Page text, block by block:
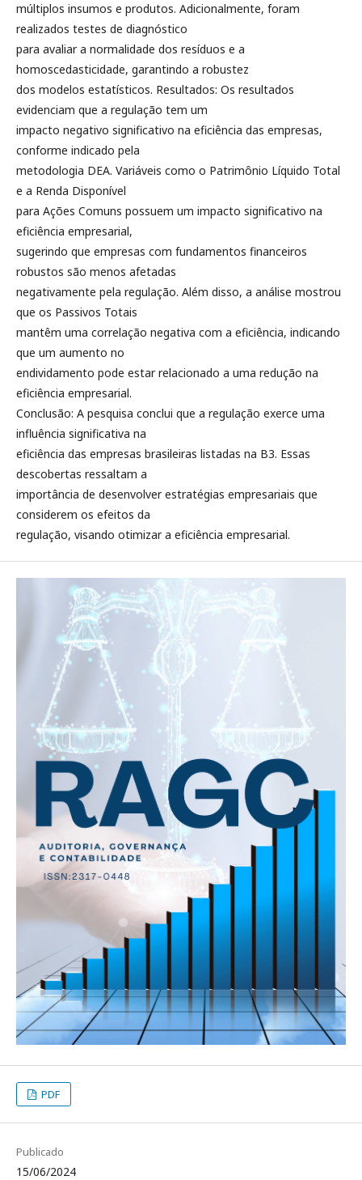
múltiplos insumos e produtos. Adicionalmente, foram
realizados testes de diagnóstico
para avaliar a normalidade dos resíduos e a
homoscedasticidade, garantindo a robustez
dos modelos estatísticos. Resultados: Os resultados
evidenciam que a regulação tem um
impacto negativo significativo na eficiência das empresas,
conforme indicado pela
metodologia DEA. Variáveis como o Patrimônio Líquido Total
e a Renda Disponível
para Ações Comuns possuem um impacto significativo na
eficiência empresarial,
sugerindo que empresas com fundamentos financeiros
robustos são menos afetadas
negativamente pela regulação. Além disso, a análise mostrou
que os Passivos Totais
mantêm uma correlação negativa com a eficiência, indicando
que um aumento no
endividamento pode estar relacionado a uma redução na
eficiência empresarial.
Conclusão: A pesquisa conclui que a regulação exerce uma
influência significativa na
eficiência das empresas brasileiras listadas na B3. Essas
descobertas ressaltam a
importância de desenvolver estratégias empresariais que
considerem os efeitos da
regulação, visando otimizar a eficiência empresarial.
PDF
Publicado
15/06/2024